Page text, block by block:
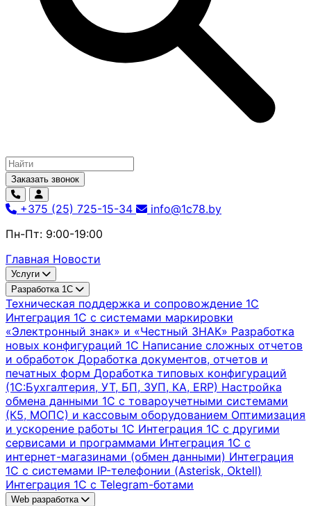
Заказать звонок
+375 (25) 725-15-34
info@1c78.by
Пн-Пт: 9:00-19:00
Главная Новости
Услуги
Разработка 1С
Техническая поддержка и сопровождение 1С
Интеграция 1С с системами маркировки
«Электронный знак» и «Честный ЗНАК» Разработка
новых конфигураций 1С Написание сложных отчетов
и обработок Доработка документов, отчетов и
печатных форм Доработка типовых конфигураций
(1С:Бухгалтерия, УТ, БП, ЗУП, КА, ERP) Настройка
обмена данными 1С с товароучетными системами
(К5, МОПС) и кассовым оборудованием Оптимизация
и ускорение работы 1С Интеграция 1С с другими
сервисами и программами Интеграция 1С с
интернет-магазинами (обмен данными) Интеграция
1С с системами IP-телефонии (Asterisk, Oktell)
Интеграция 1С с Telegram-ботами
Web разработка